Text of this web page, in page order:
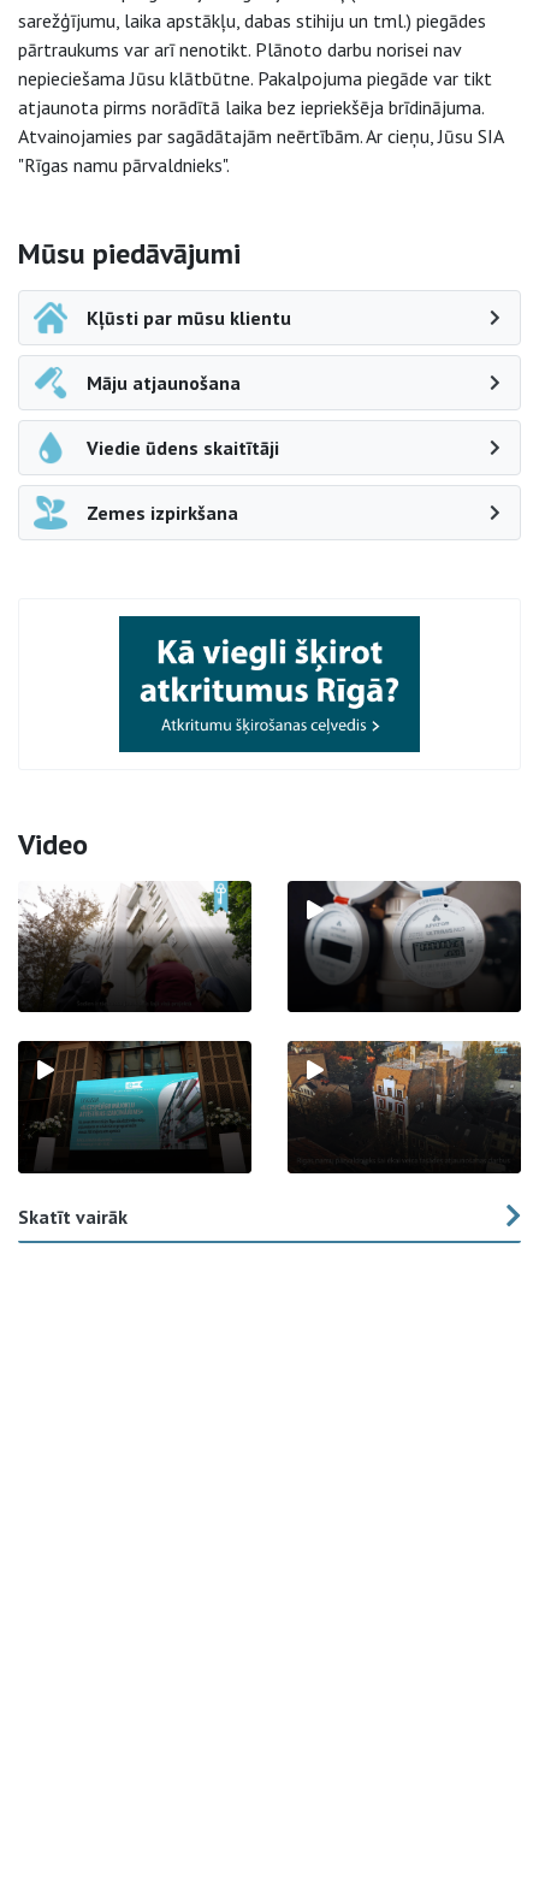
sarežģījumu, laika apstākļu, dabas stihiju un tml.) piegādes
pārtraukums var arī nenotikt. Plānoto darbu norisei nav
nepieciešama Jūsu klātbūtne. Pakalpojuma piegāde var tikt
atjaunota pirms norādītā laika bez iepriekšēja brīdinājuma.
Atvainojamies par sagādātajām neērtībām. Ar cieņu, Jūsu SIA
"Rīgas namu pārvaldnieks".
Sāna navigācija
Mūsu piedāvājumi
Kļūsti par mūsu klientu
Māju atjaunošana
Viedie ūdens skaitītāji
Zemes izpirkšana
Video
Skatīt vairāk